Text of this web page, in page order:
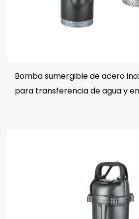
Bomba sumergible de acero
para transferencia de agua y